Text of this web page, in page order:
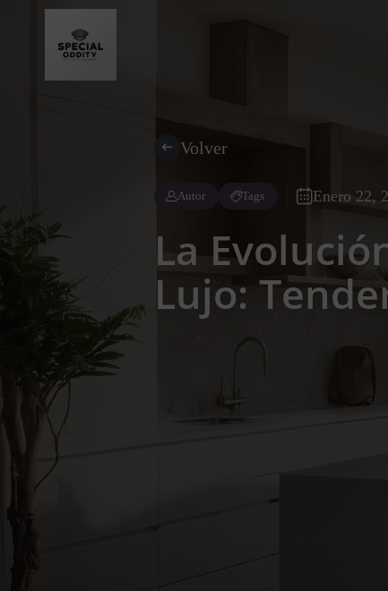
Volver
Autor Tags Enero 22,
La
Lujo: